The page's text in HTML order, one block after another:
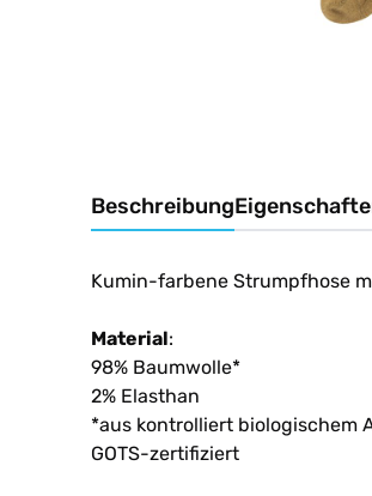
Beschreibung
Kumin-farbene Strumpfhose
Material:
98% Baumwolle*
2% Elasthan
*aus kontrolliert biologischem
GOTS-zertifiziert